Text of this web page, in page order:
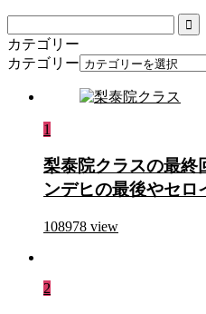
カテゴリー
カテゴリー
1
梨泰院クラスの最終
ンデヒの最後やセロ
108978 view
2